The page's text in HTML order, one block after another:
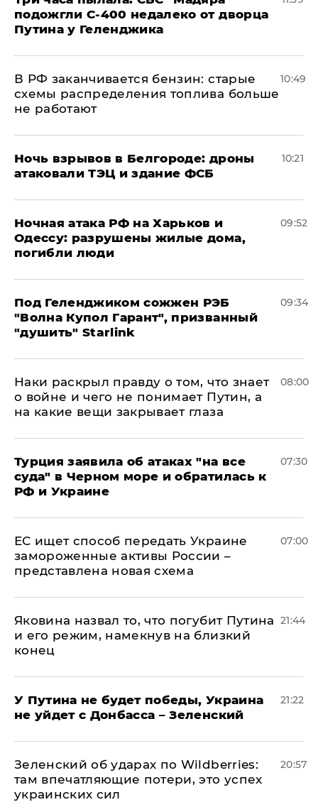
подожгли С-400 недалеко от дворца
Путина у Геленджика
​В РФ заканчивается бензин: старые
схемы распределения топлива больше
не работают
10:49
​Ночь взрывов в Белгороде: дроны
атаковали ТЭЦ и здание ФСБ
10:21
​Ночная атака РФ на Харьков и
Одессу: разрушены жилые дома,
погибли люди
09:52
Под Геленджиком сожжен РЭБ
"Волна Купол Гарант", призванный
"душить" Starlink
09:34
Наки раскрыл правду о том, что знает
о войне и чего не понимает Путин, а
на какие вещи закрывает глаза
08:00
Турция заявила об атаках "на все
суда" в Черном море и обратилась к
РФ и Украине
07:30
ЕС ищет способ передать Украине
замороженные активы России –
представлена новая схема
07:00
Яковина назвал то, что погубит Путина
и его режим, намекнув на близкий
конец
21:44
У Путина не будет победы, Украина
не уйдет с Донбасса – Зеленский
21:22
Зеленский об ударах по Wildberries:
там впечатляющие потери, это успех
украинских сил
20:57